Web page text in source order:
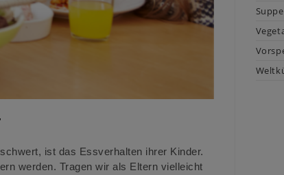
ist das Essverhalten ihrer Kinder.
werden. Tragen wir als Eltern vielleicht